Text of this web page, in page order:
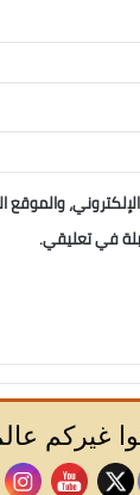
في تعليقي.
غيركم